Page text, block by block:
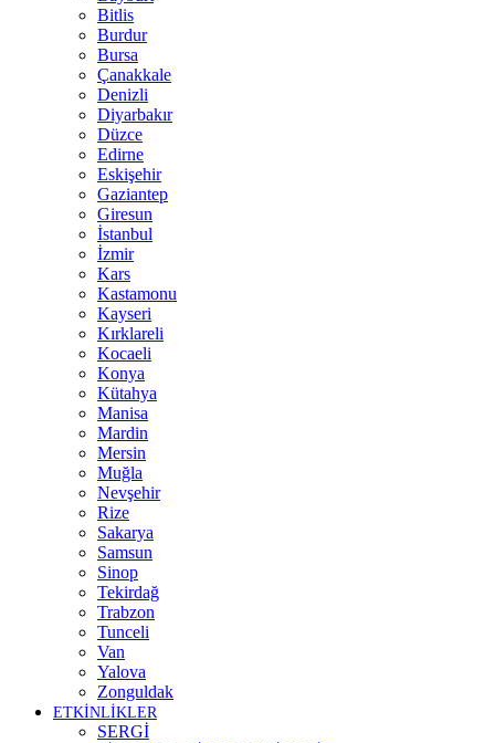
Bitlis
Burdur
Bursa
Çanakkale
Denizli
Diyarbakır
Düzce
Edirne
Eskişehir
Gaziantep
Giresun
İstanbul
İzmir
Kars
Kastamonu
Kayseri
Kırklareli
Kocaeli
Konya
Kütahya
Manisa
Mardin
Mersin
Muğla
Nevşehir
Rize
Sakarya
Samsun
Sinop
Tekirdağ
Trabzon
Tunceli
Van
Yalova
Zonguldak
ETKİNLİKLER
SERGİ